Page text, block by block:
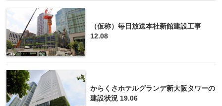
（仮称）毎日放送本社新館建設工事
12.08
からくさホテルグランデ新大阪タワーの
建設状況 19.06